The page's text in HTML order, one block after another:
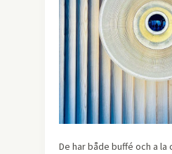
De har både buffé och a